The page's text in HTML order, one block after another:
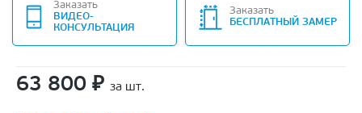
Заказать
ВИДЕО-
КОНСУЛЬТАЦИЯ
Заказать
БЕСПЛАТНЫЙ ЗАМЕР
63 800 ₽ за шт.